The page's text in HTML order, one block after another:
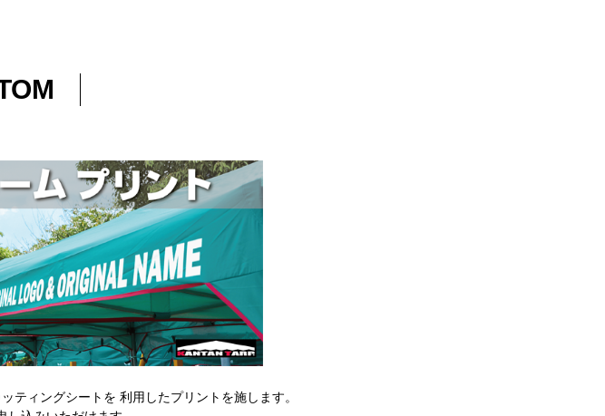
ティングシートを 利用したプリントを施します。